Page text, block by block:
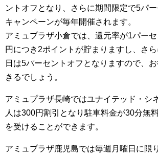
ントオフとなり、さらに期間限定で5パ
キャンペーンが毎年開催されます。
アミュプラザ小倉では、還元率が1パー
円につき2ポイントが貯まりますし、さ
日は5パーセントオフとなりますので、
きるでしょう。
アミュプラザ長崎ではユナイテッド・シ
人は300円割引となり駐車料金が30分無
を受けることができます。
アミュプラザ鹿児島では毎週月曜日に限